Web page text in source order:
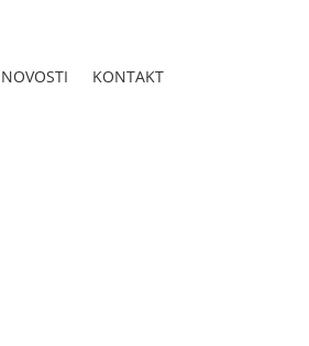
NOVOSTI KONTAKT